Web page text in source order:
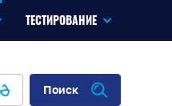
ТЕСТИРОВАНИЕ
Поиск